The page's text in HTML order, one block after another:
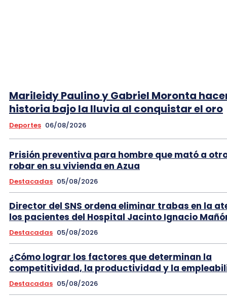
Marileidy Paulino y Gabriel Moronta
historia bajo la lluvia al conquistar el oro
Deportes 06/08/2026
Prisión preventiva para hombre que mató a
robar en su vivienda en Azua
Destacadas 05/08/2026
Director del SNS ordena eliminar trabas en la
los pacientes del Hospital Jacinto Ignacio
Destacadas 05/08/2026
¿Cómo lograr los factores que determinan la
competitividad, la productividad y la
Destacadas 05/08/2026